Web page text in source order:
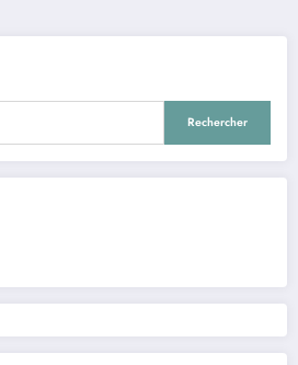
Rechercher